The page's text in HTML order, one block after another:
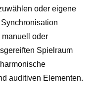
oder eigene
oder
Spielraum
auditiven Elementen.